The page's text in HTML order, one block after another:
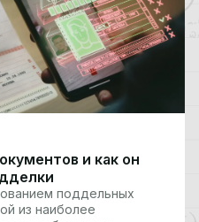
и как он
поддельных
из наиболее